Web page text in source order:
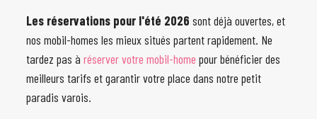
Les réservations pour l'été 2026 sont déjà ouvertes, et
nos mobil-homes les mieux situés partent rapidement. Ne
tardez pas àréserver votre mobil-homepour bénéficier des
meilleurs tarifs et garantir votre place dans notre petit
paradis varois.